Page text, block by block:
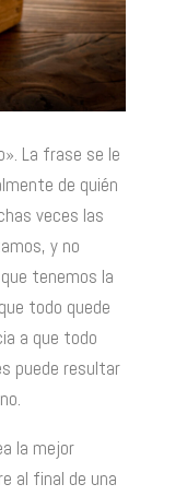
La frase se le
de quién
veces las
y no
tenemos la
todo quede
a que todo
puede resultar
la mejor
al final de una